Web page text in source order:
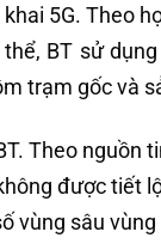
5G. Theo
BT sử
trạm gốc và
Theo nguồn
được tiết
vùng sâu vùng